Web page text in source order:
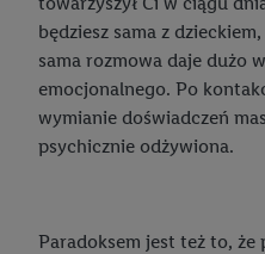
będziesz sama z
sama rozmowa daje dużo
emocjonalnego. Po
wymianie doświadczeń
psychicznie odżywiona.
Paradoksem jest też to, że
Użytkownik upoważnia
siecitelekomunikacyjnejdo
usługach Lidl. Utiq najpierw
dostępna dla użytkownika
tak, Utiq udostępni adres IP
który utworzy identyfikator dla
wykorzystany do rozpoznania